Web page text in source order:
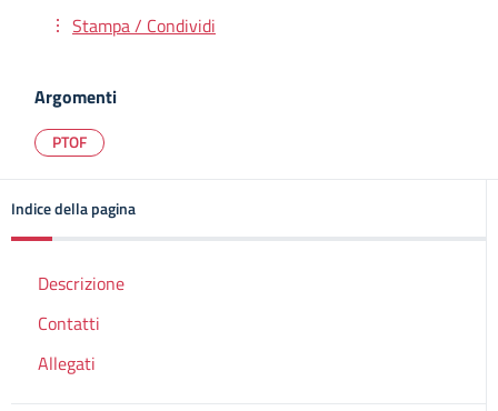
Stampa / Condividi
Argomenti
PTOF
Indice della pagina
Descrizione
Contatti
Allegati